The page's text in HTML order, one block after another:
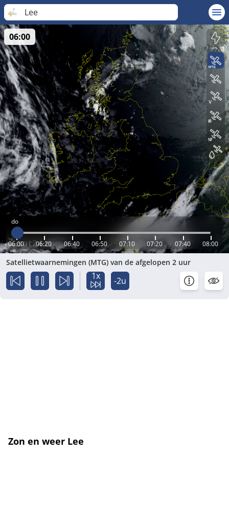
Lee
do
06:00 06:20 06:40 06:50 07:10 07:20 07:40 08:00
06:00
Satellietwaarnemingen (MTG) van de afgelopen 2 uur
1x -2u
Zon en weer Lee